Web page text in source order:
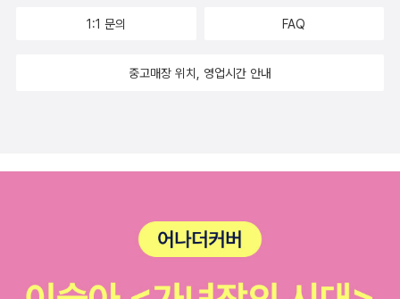
1:1 문의 FAQ
중고매장 위치, 영업시간 안내